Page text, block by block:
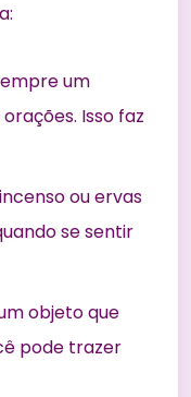
um
Isso faz
ou ervas
se sentir
objeto que
pode trazer